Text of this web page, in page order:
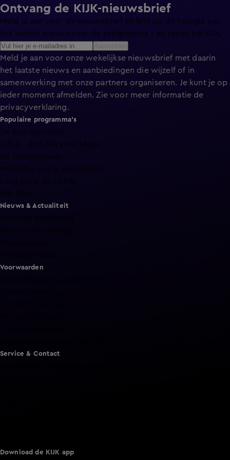
Ontvang de KIJK-nieuwsbrief
Meld je aan voor de nieuwsbrief en blijf op de hoogte van
het laatste nieuws over de programma’s en series op KIJK.
Meld je aan voor onze wekelijkse nieuwsbrief met daarin
het laatste nieuws en aanbiedingen die wijzelf of in
samenwerking met onze partners organiseren. Je kunt je op
ieder moment afmelden. Zie voor meer informatie de
privacyverklaring.
Populaire programma's
De Bondgenoten
A.S.S. - Anti Survival Show
De Oranjezomer
Mi Dushi: wat is dan liefde?
Nieuws & Actualiteit
Voorwaarden
Service & Contact
Download de KIJK app